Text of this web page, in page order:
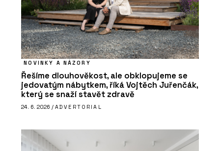
NOVINKY A NÁZORY
Řešíme dlouhověkost, ale obklopujeme se
jedovatým nábytkem, říká Vojtěch Juřenčák,
který se snaží stavět zdravě
24. 6. 2026 / ADVERTORIAL